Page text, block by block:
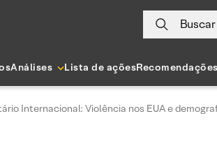
Buscar
Análises Lista de açõesRecomendações
Internacional: Violência nos EUA e